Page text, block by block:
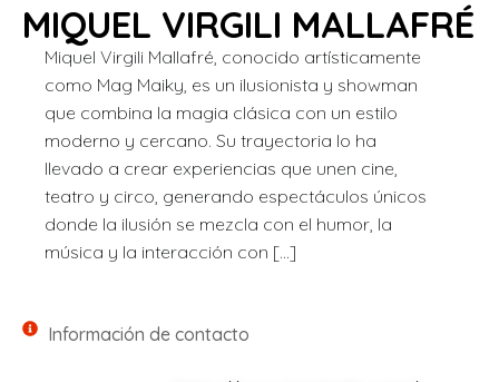
MIQUEL VIRGILI MALLAFRÉ
Miquel Virgili Mallafré, conocido artísticamente
como Mag Maiky, es un ilusionista y showman
que combina la magia clásica con un estilo
moderno y cercano. Su trayectoria lo ha
llevado a crear experiencias que unen cine,
teatro y circo, generando espectáculos únicos
donde la ilusión se mezcla con el humor, la
música y la interacción con […]
Información de contacto